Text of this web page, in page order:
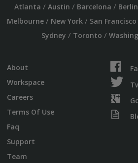
Atlanta / Austin / Barcelona / Berlin
Melbourne/ New York/ San Francisco
Sydney / Toronto /
About
Workspace
Careers
Terms Of Use
Faq
Support
Team